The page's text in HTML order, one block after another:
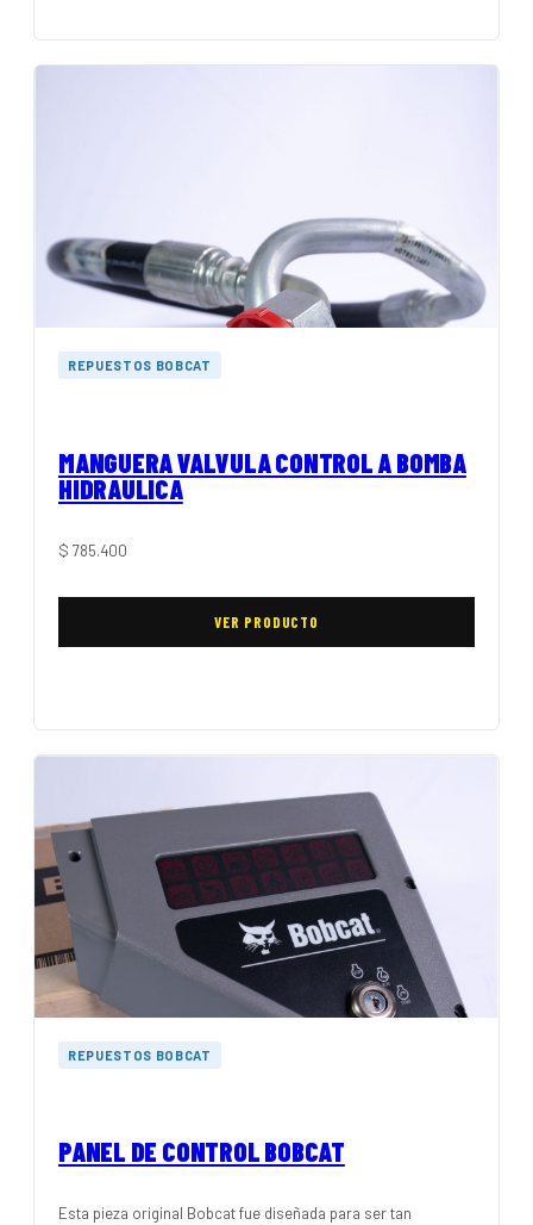
REPUESTOS BOBCAT
MANGUERA VALVULA CONTROL A BOMBA
HIDRAULICA
$ 785.400
VER PRODUCTO
REPUESTOS BOBCAT
PANEL DE CONTROL BOBCAT
Esta pieza original Bobcat fue diseñada para ser tan